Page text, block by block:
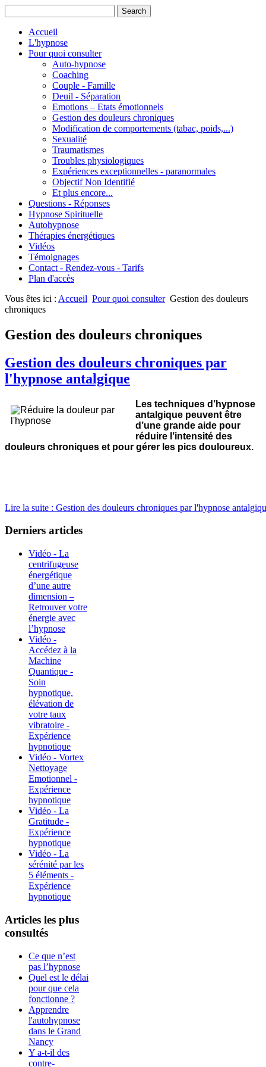
Accueil
L'hypnose
Pour quoi consulter
Auto-hypnose
Coaching
Couple - Famille
Deuil - Séparation
Emotions – Etats émotionnels
Gestion des douleurs chroniques
Modification de comportements (tabac, poids,...)
Sexualité
Traumatismes
Troubles physiologiques
Expériences exceptionnelles - paranormales
Objectif Non Identifié
Et plus encore...
Questions - Réponses
Hypnose Spirituelle
Autohypnose
Thérapies énergétiques
Vidéos
Témoignages
Contact - Rendez-vous - Tarifs
Plan d'accès
Vous êtes ici : Accueil Pour quoi consulter Gestion des douleurs
chroniques
Gestion des douleurs chroniques
Gestion des douleurs chroniques par
l'hypnose antalgique
Les techniques d’hypnose
antalgique peuvent être
d’une grande aide pour
réduire l’intensité des
douleurs chroniques et pour gérer les pics douloureux.
Lire la suite : Gestion des douleurs chroniques par l'hypnose
Derniers articles
Vidéo - La
centrifugeuse
énergétique
d’une autre
dimension –
Retrouver votre
énergie avec
l’hypnose
Vidéo -
Accédez à la
Machine
Quantique -
Soin
hypnotique,
élévation de
votre taux
vibratoire -
Expérience
hypnotique
Vidéo - Vortex
Nettoyage
Emotionnel -
Expérience
hypnotique
Vidéo - La
Gratitude -
Expérience
hypnotique
Vidéo - La
sérénité par les
5 éléments -
Expérience
hypnotique
Articles les plus
consultés
Ce que n’est
pas l’hypnose
Quel est le délai
pour que cela
fonctionne ?
Apprendre
l'autohypnose
dans le Grand
Nancy
Y a-t-il des
contre-